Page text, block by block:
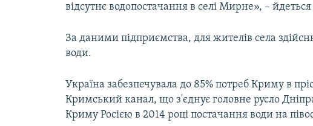
відсутнє водопостачання в селі Мирне», –
За даними підприємства, для жителів села
води.
Україна забезпечувала до 85% потреб Криму в
Кримський канал, що з'єднує головне русло
Криму Росією в 2014 році постачання води на